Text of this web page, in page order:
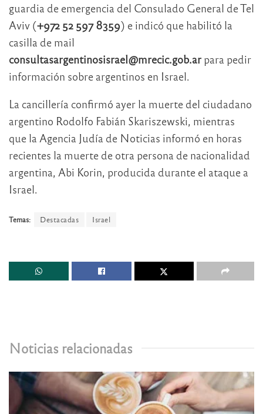
guardia de emergencia del Consulado General de Tel
Aviv (+972 52 597 8359) e indicó que habilitó la
casilla de mail
consultasargentinosisrael@mrecic.gob.ar para pedir
información sobre argentinos en Israel.
La cancillería confirmó ayer la muerte del ciudadano
argentino Rodolfo Fabián Skariszewski, mientras
que la Agencia Judía de Noticias informó en horas
recientes la muerte de otra persona de nacionalidad
argentina, Abi Korin, producida durante el ataque a
Israel.
Temas: Destacadas Israel
Noticias relacionadas